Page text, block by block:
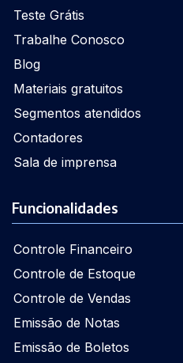
Teste Grátis
Trabalhe Conosco
Blog
Materiais gratuitos
Segmentos atendidos
Contadores
Sala de imprensa
Funcionalidades
Controle Financeiro
Controle de Estoque
Controle de Vendas
Emissão de Notas
Emissão de Boletos